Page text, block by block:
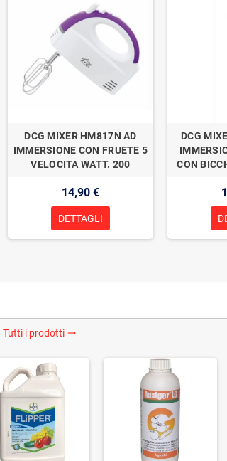
DCG MIXER HM817N AD
IMMERSIONE CON FRUETE 5
VELOCITA WATT. 200
14,90 €
DETTAGLI
DCG
CON
Tutti i prodotti trending_flat